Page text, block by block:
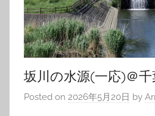
坂川の水源(一応)＠
Posted on 2026年5月20日 by